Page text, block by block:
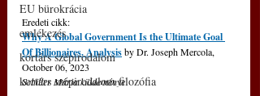
EU bürokrácia
emlékezés
kortárs szépirodalom
kortárs szépirodalom filozófia
Eredeti cikk:
Why A Global Government Is the Ultimate Goal
Of Billionaires. Analysis by Dr. Joseph Mercola,
October 06, 2023
Schiller Mária küldeménye